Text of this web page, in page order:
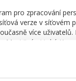
pro zpracování
verze v síťovém
více
Mezi jinými také